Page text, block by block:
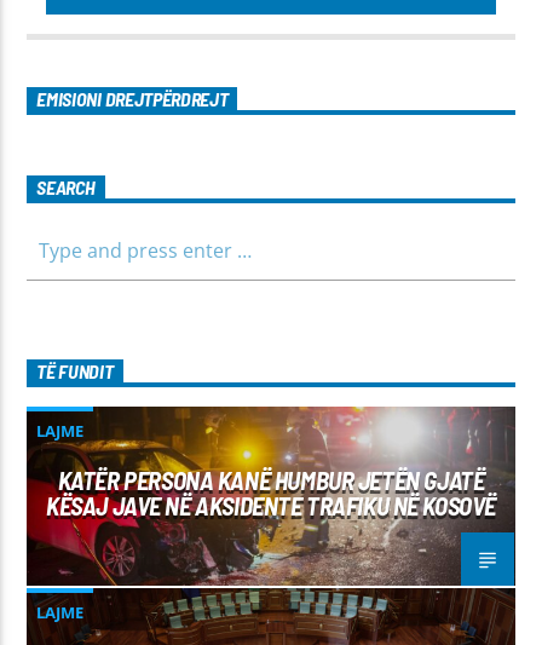
EMISIONI DREJTPËRDREJT
SEARCH
TË FUNDIT
LAJME
KATËR PERSONA KANË HUMBUR JETËN GJATË
KËSAJ JAVE NË AKSIDENTE TRAFIKU NË KOSOVË
LAJME